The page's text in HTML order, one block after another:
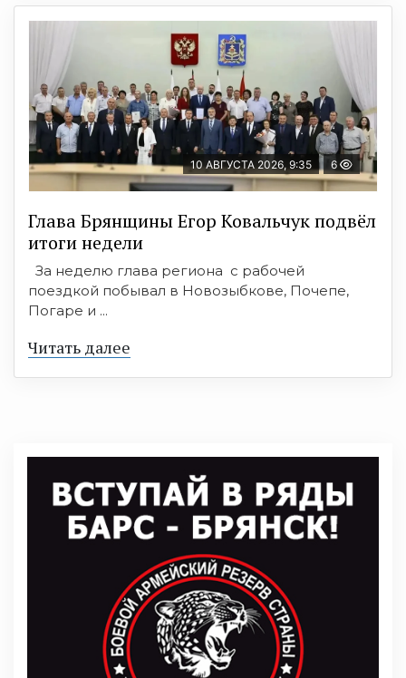
10 АВГУСТА 2026, 9:35 6
Глава Брянщины Егор Ковальчук подвёл
итоги недели
За неделю глава региона с рабочей
поездкой побывал в Новозыбкове, Почепе,
Погаре и ...
Читать далее